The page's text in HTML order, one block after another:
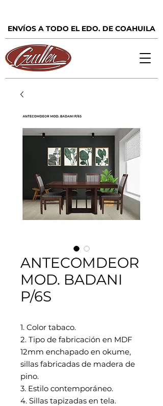
ENVÍOS A TODO EL EDO. DE COAHUILA
ANTECOMDEOR
MOD. BADANI
P/6S
1. Color tabaco.
2. Tipo de fabricación en MDF
12mm enchapado en okume,
sillas fabricadas de madera de
pino.
3. Estilo contemporáneo.
4. Sillas tapizadas en tela.